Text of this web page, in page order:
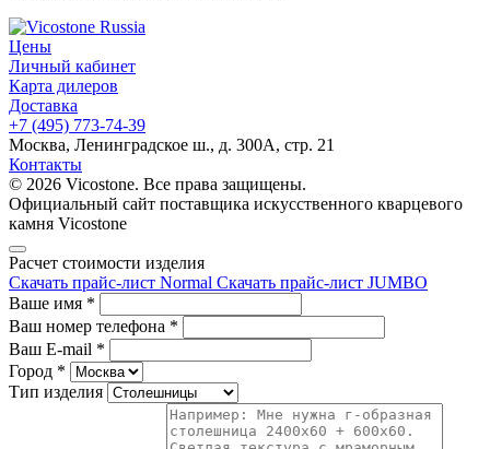
Цены
Личный кабинет
Карта дилеров
Доставка
+7 (495) 773-74-39
Москва, Ленинградское ш., д. 300А, стр. 21
Контакты
© 2026 Vicostone. Все права защищены.
Официальный сайт поставщика искусственного кварцевого
камня Vicostone
Расчет стоимости изделия
Скачать прайс-лист Normal Скачать прайс-лист JUMBO
Ваше имя *
Ваш номер телефона *
Ваш E-mail *
Город *
Тип изделия